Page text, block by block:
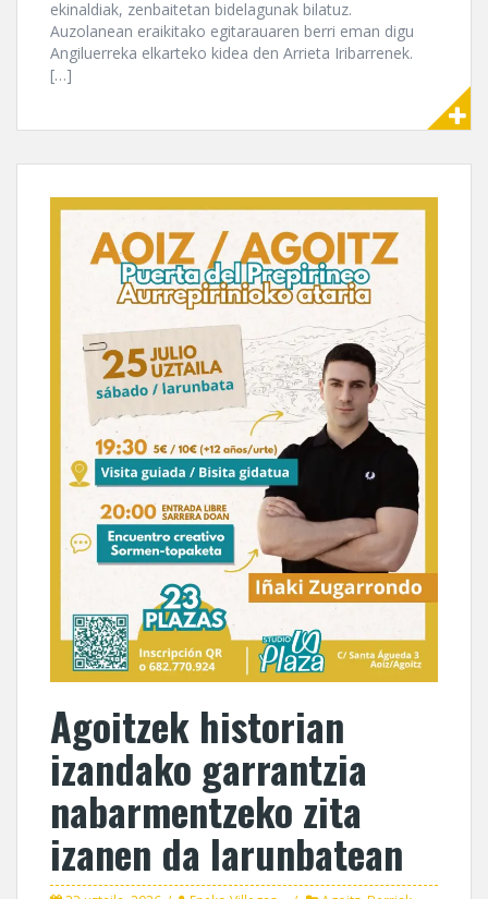
ekinaldiak, zenbaitetan bidelagunak bilatuz.
Auzolanean eraikitako egitarauaren berri eman digu
Angiluerreka elkarteko kidea den Arrieta Iribarrenek.
[…]
Agoitzek historian
izandako garrantzia
nabarmentzeko zita
izanen da larunbatean